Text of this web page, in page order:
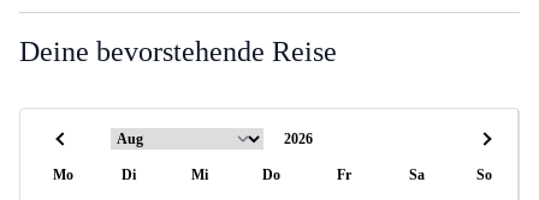
Deine bevorstehende Reise
Mo Di Mi Do Fr Sa So